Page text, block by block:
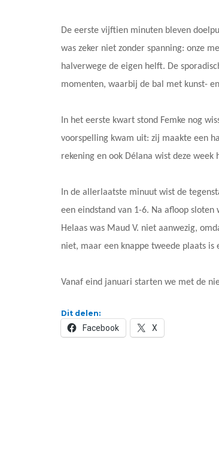
De eerste vijftien minuten bleven
was zeker niet zonder spanning: onze
halverwege de eigen helft. De
momenten, waarbij de bal met kunst-
In het eerste kwart stond Femke nog
voorspelling kwam uit: zij maakte een
rekening en ook Délana wist deze week
In de allerlaatste minuut wist de
een eindstand van 1-6. Na afloop
Helaas was Maud V. niet aanwezig,
niet, maar een knappe tweede plaats is
Vanaf eind januari starten we met de
Dit delen:
Facebook X